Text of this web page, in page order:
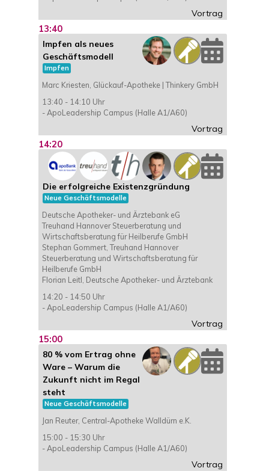
Vortrag
13:40
Impfen als neues
Geschäftsmodell
Impfen
Marc Kriesten, Glückauf-Apotheke | Thinkery GmbH
13:40 - 14:10 Uhr
- ApoLeadership Campus (Halle A1/A60)
Vortrag
14:20
Die erfolgreiche Existenzgründung
Neue Geschäftsmodelle
Deutsche Apotheker- und Ärztebank eG
Treuhand Hannover Steuerberatung und
Wirtschaftsberatung für Heilberufe GmbH
Stephan Gommert, Treuhand Hannover
Steuerberatung und Wirtschaftsberatung für
Heilberufe GmbH
Florian Leitl, Deutsche Apotheker- und Ärztebank
14:20 - 14:50 Uhr
- ApoLeadership Campus (Halle A1/A60)
Vortrag
15:00
80 % vom Ertrag ohne
Ware – Warum die
Zukunft nicht im Regal
steht
Neue Geschäftsmodelle
Jan Reuter, Central-Apotheke Walldürn e.K.
15:00 - 15:30 Uhr
- ApoLeadership Campus (Halle A1/A60)
Vortrag